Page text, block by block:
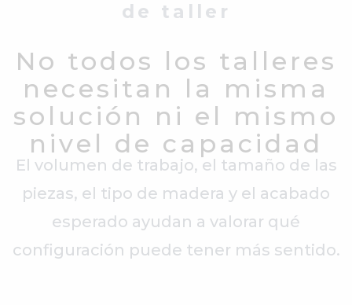
de taller
No todos los talleres
necesitan la misma
solución ni el mismo
nivel de capacidad
El volumen de trabajo, el tamaño de las
piezas, el tipo de madera y el acabado
esperado ayudan a valorar qué
configuración puede tener más sentido.